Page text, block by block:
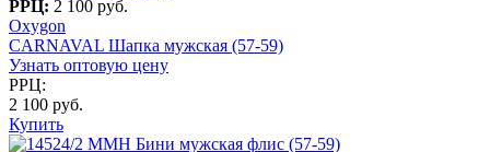
РРЦ: 2 100 руб.
Oxygon
CARNAVAL Шапка мужская (57-59)
Узнать оптовую цену
РРЦ:
2 100 руб.
Купить